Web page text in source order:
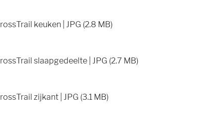
keuken | JPG (2.8 MB)
slaapgedeelte | JPG (2.7 MB)
zijkant | JPG (3.1 MB)